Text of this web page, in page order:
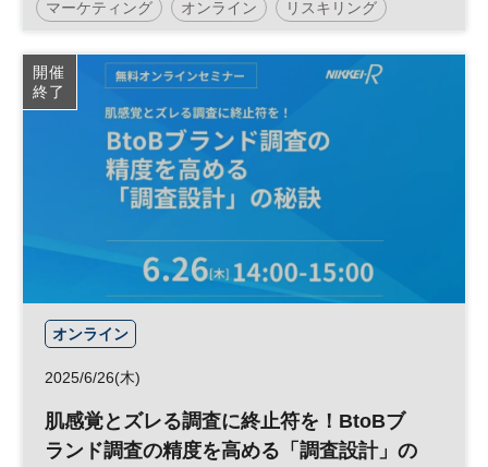
マーケティング オンライン リスキリング
ウェビナー スキルアップ
参加無料
開催
終了
オンライン
2025/6/26(木)
肌感覚とズレる調査に終止符を！BtoBブ
ランド調査の精度を高める「調査設計」の